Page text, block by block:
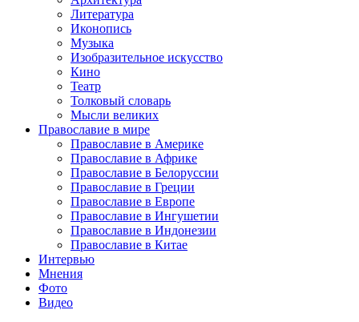
Литература
Иконопись
Музыка
Изобразительное искусство
Кино
Театр
Толковый словарь
Мысли великих
Православие в мире
Православие в Америке
Православие в Африке
Православие в Белоруссии
Православие в Греции
Православие в Европе
Православие в Ингушетии
Православие в Индонезии
Православие в Китае
Интервью
Мнения
Фото
Видео